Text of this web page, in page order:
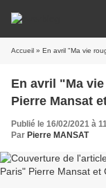
Accueil » En avril "Ma vie
En avril "Ma
Pierre Mansat
Publié le 16/02/2021 à
Par Pierre MANSAT